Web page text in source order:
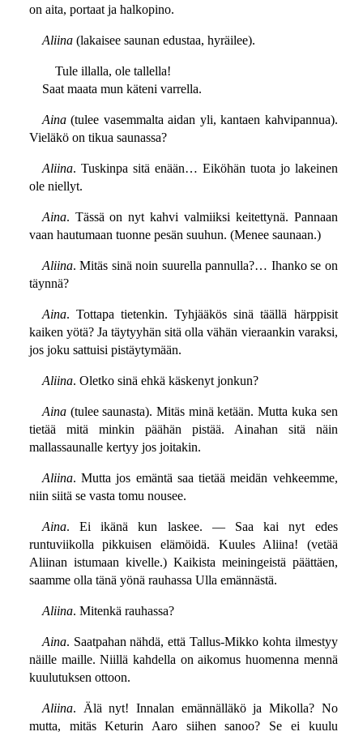
on aita, portaat ja halkopino.
Aliina(lakaisee saunan edustaa, hyräilee).
Tule illalla, ole tallella!
Saat maata mun käteni varrella.
Aina(tulee vasemmalta aidan yli, kantaen kahvipannua).
Vieläkö on tikua saunassa?
Aliina. Tuskinpa sitä enään… Eiköhän tuota jo lakeinen
ole niellyt.
Aina. Tässä on nyt kahvi valmiiksi keitettynä. Pannaan
vaan hautumaan tuonne pesän suuhun. (Menee saunaan.)
Aliina. Mitäs sinä noin suurella pannulla?… Ihanko se on
täynnä?
Aina. Tottapa tietenkin. Tyhjääkös sinä täällä härppisit
kaiken yötä? Ja täytyyhän sitä olla vähän vieraankin varaksi,
jos joku sattuisi pistäytymään.
Aliina. Oletko sinä ehkä käskenyt jonkun?
Aina(tulee saunasta). Mitäs minä ketään. Mutta kuka sen
tietää mitä minkin päähän pistää. Ainahan sitä näin
mallassaunalle kertyy jos joitakin.
Aliina. Mutta jos emäntä saa tietää meidän vehkeemme,
niin siitä se vasta tomu nousee.
Aina. Ei ikänä kun laskee. — Saa kai nyt edes
runtuviikolla pikkuisen elämöidä. Kuules Aliina! (vetää
Aliinan istumaan kivelle.) Kaikista meiningeistä päättäen,
saamme olla tänä yönä rauhassa Ulla emännästä.
Aliina. Mitenkä rauhassa?
Aina. Saatpahan nähdä, että Tallus-Mikko kohta ilmestyy
näille maille. Niillä kahdella on aikomus huomenna mennä
kuulutuksen ottoon.
Aliina. Älä nyt! Innalan emännälläkö ja Mikolla? No
mutta, mitäs Keturin Aaro siihen sanoo? Se ei kuulu